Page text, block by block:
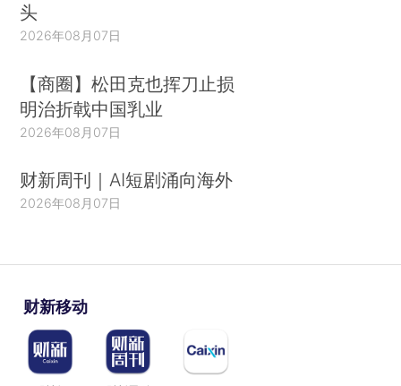
头
2026年08月07日
【商圈】松田克也挥刀止损
明治折戟中国乳业
2026年08月07日
财新周刊｜AI短剧涌向海外
2026年08月07日
财新移动